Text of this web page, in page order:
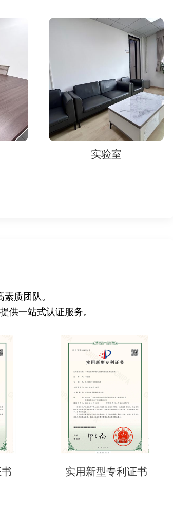
实验室
质团队。
供一站式认证服务。
证书 实用新型专利证书